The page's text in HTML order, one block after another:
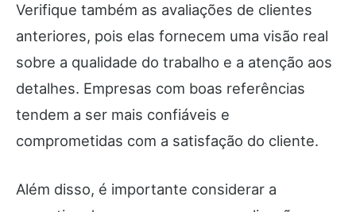
Verifique também as avaliações de clientes
anteriores, pois elas fornecem uma visão real
sobre a qualidade do trabalho e a atenção aos
detalhes. Empresas com boas referências
tendem a ser mais confiáveis e
comprometidas com a satisfação do cliente.
Além disso, é importante considerar a